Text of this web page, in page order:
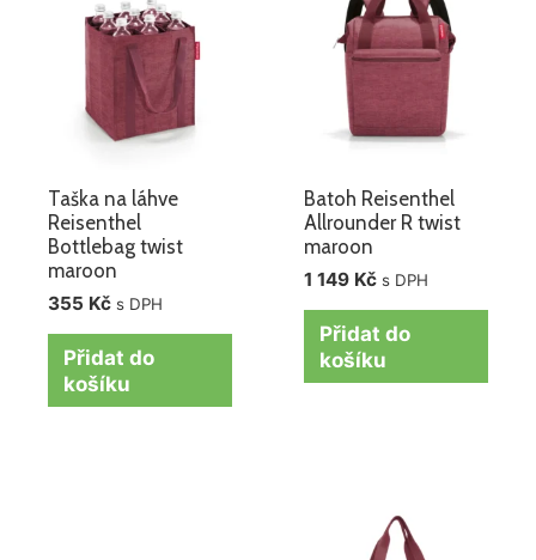
Taška na láhve
Reisenthel
Bottlebag twist
maroon
355 Kč s DPH
Přidat do
košíku
Batoh Reisenthel
Allrounder R twist
maroon
1 149 Kč s DPH
Přidat do
košíku